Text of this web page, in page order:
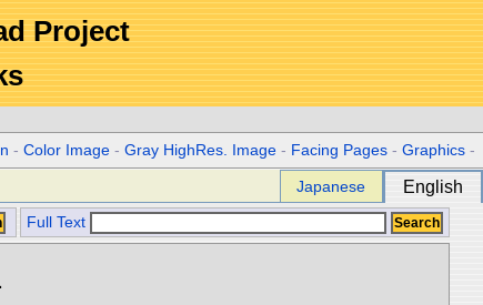
Project
-Color Image -Gray HighRes. Image - Facing Pages -Graphics -
Japanese English
Full Text